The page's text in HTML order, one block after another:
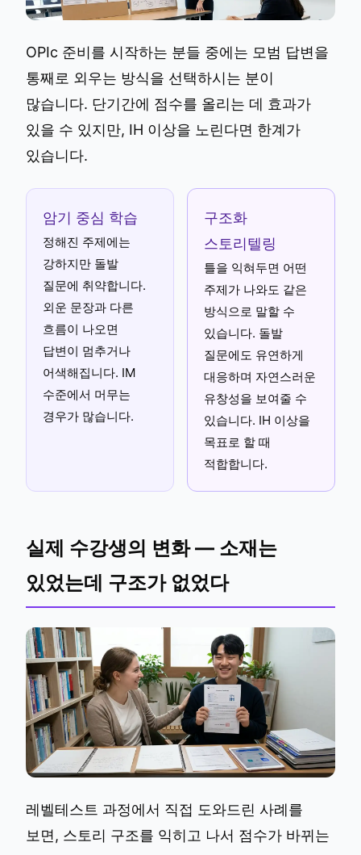
OPIc 준비를 시작하는 분들 중에는 모범 답변을
통째로 외우는 방식을 선택하시는 분이
많습니다. 단기간에 점수를 올리는 데 효과가
있을 수 있지만, IH 이상을 노린다면 한계가
있습니다.
암기 중심 학습
정해진 주제에는
강하지만 돌발
질문에 취약합니다.
외운 문장과 다른
흐름이 나오면
답변이 멈추거나
어색해집니다. IM
수준에서 머무는
경우가 많습니다.
구조화
스토리텔링
틀을 익혀두면 어떤
주제가 나와도 같은
방식으로 말할 수
있습니다. 돌발
질문에도 유연하게
대응하며 자연스러운
유창성을 보여줄 수
있습니다. IH 이상을
목표로 할 때
적합합니다.
실제 수강생의 변화 — 소재는
있었는데 구조가 없었다
레벨테스트 과정에서 직접 도와드린 사례를
보면, 스토리 구조를 익히고 나서 점수가 바뀌는